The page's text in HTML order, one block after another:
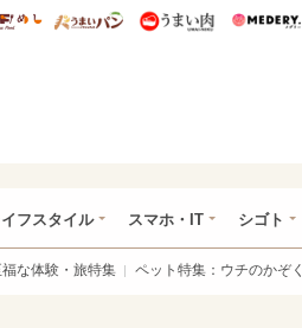
ィズニー特集
うまいめし うまいパン うまい肉
フスタイル スマホ・IT シゴト
な体験・旅特集 ペット特集：ウチのかぞく